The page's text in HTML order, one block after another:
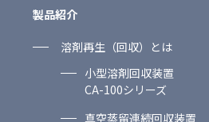
製品紹介
溶剤再生（回収）とは
小型溶剤回収装置
CA-100シリーズ
真空蒸留連続回収装置